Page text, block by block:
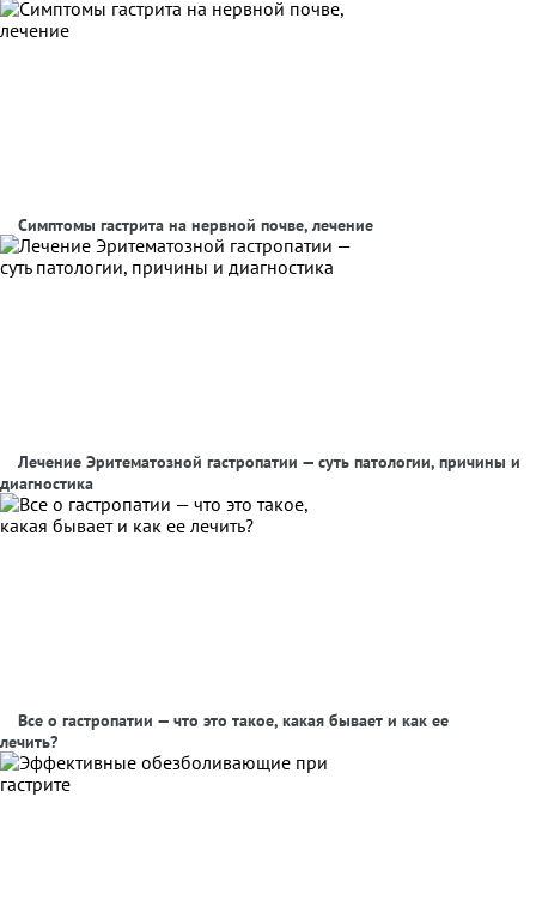
Симптомы гастрита на нервной почве, лечение
Лечение Эритематозной гастропатии — суть патологии, причины и
диагностика
Все о гастропатии — что это такое, какая бывает и как ее
лечить?